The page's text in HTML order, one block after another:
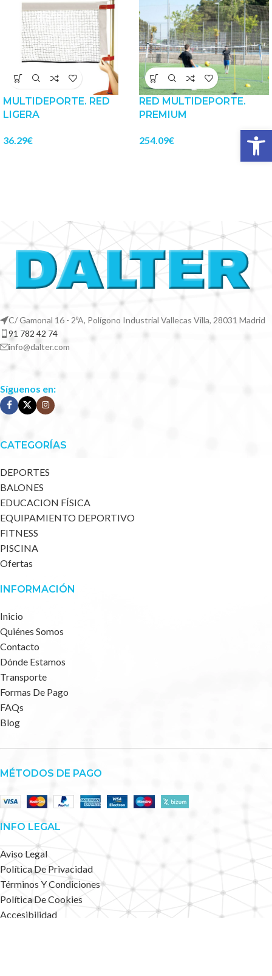
MULTIDEPORTE. RED
LIGERA
36.29€
RED MULTIDEPORTE.
PREMIUM
254.09€
C/ Gamonal 16 - 2ºA, Polígono Industrial Vallecas Villa, 28031 Madrid
91 782 42 74
info@dalter.com
Síguenos en:
CATEGORÍAS
DEPORTES
BALONES
EDUCACION FÍSICA
EQUIPAMIENTO DEPORTIVO
FITNESS
PISCINA
Ofertas
INFORMACIÓN
Inicio
Quiénes Somos
Contacto
Dónde Estamos
Transporte
Formas De Pago
FAQs
Blog
MÉTODOS DE PAGO
INFO LEGAL
Aviso Legal
Política De Privacidad
Términos Y Condiciones
Política De Cookies
Accesibilidad
Abrir